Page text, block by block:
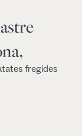
fregides